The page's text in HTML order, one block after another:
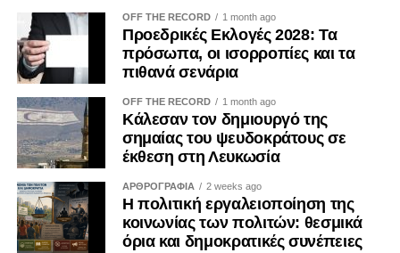
OFF THE RECORD 1 month ago
Προεδρικές Εκλογές 2028: Τα
πρόσωπα, οι ισορροπίες και τα
πιθανά σενάρια
OFF THE RECORD 1 month ago
Κάλεσαν τον δημιουργό της
σημαίας του ψευδοκράτους σε
έκθεση στη Λευκωσία
ΑΡΘΡΟΓΡΑΦΙΑ 2 weeks ago
Η πολιτική εργαλειοποίηση της
κοινωνίας των πολιτών: θεσμικά
όρια και δημοκρατικές συνέπειες